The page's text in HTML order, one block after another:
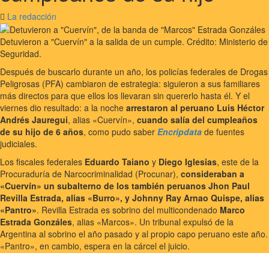
La redacción
Detuvieron a "Cuervín" a la salida de un cumple. Crédito: Ministerio de
Seguridad.
Después de buscarlo durante un año, los policías federales de Drogas
Peligrosas (PFA) cambiaron de estrategia: siguieron a sus familiares
más directos para que ellos los llevaran sin quererlo hasta él. Y el
viernes dio resultado: a la noche arrestaron al peruano Luis Héctor
Andrés Jauregui, alias «Cuervín», cuando salía del cumpleaños
de su hijo de 6 años, como pudo saber Encripdata de fuentes
judiciales.
Los fiscales federales Eduardo Taiano y Diego Iglesias, este de la
Procuraduría de Narcocriminalidad (Procunar), consideraban a
«Cuervín» un subalterno de los también peruanos Jhon Paul
Revilla Estrada, alias «Burro», y Johnny Ray Arnao Quispe, alias
«Pantro». Revilla Estrada es sobrino del multicondenado Marco
Estrada Gonzáles, alias «Marcos». Un tribunal expulsó de la
Argentina al sobrino el año pasado y al propio capo peruano este año.
«Pantro», en cambio, espera en la cárcel el juicio.